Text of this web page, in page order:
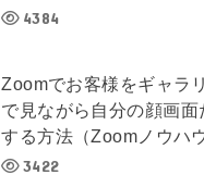
4384
Zoomでお客様をギャラ
で見ながら自分の顔画面
する方法（Zoomノウハウ
3422